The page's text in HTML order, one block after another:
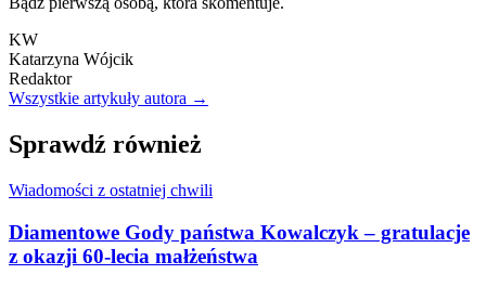
KW
Katarzyna Wójcik
Redaktor
Wszystkie artykuły autora →
Sprawdź również
Wiadomości z ostatniej chwili
Diamentowe Gody państwa Kowalczyk – gratulacje
z okazji 60-lecia małżeństwa